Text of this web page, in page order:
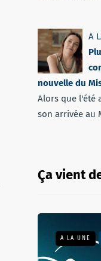
A
nouvelle du
Alors que l'été
son arrivée au
Ça vient
A LA UNE